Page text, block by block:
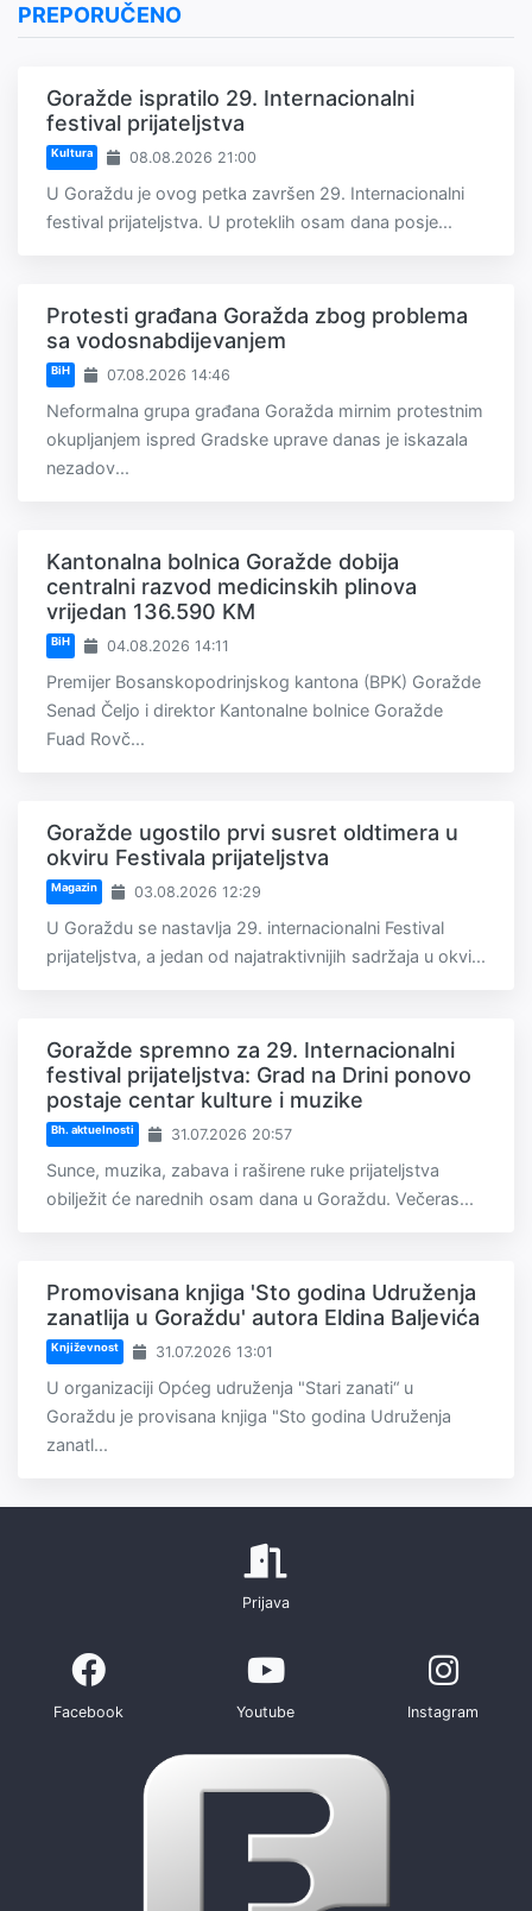
PREPORUČENO
Goražde ispratilo 29. Internacionalni
festival prijateljstva
Kultura 08.08.2026 21:00
U Goraždu je ovog petka završen 29. Internacionalni
festival prijateljstva. U proteklih osam dana posje...
Protesti građana Goražda zbog problema
sa vodosnabdijevanjem
BiH 07.08.2026 14:46
Neformalna grupa građana Goražda mirnim protestnim
okupljanjem ispred Gradske uprave danas je iskazala
nezadov...
Kantonalna bolnica Goražde dobija
centralni razvod medicinskih plinova
vrijedan 136.590 KM
BiH 04.08.2026 14:11
Premijer Bosanskopodrinjskog kantona (BPK) Goražde
Senad Čeljo i direktor Kantonalne bolnice Goražde
Fuad Rovč...
Goražde ugostilo prvi susret oldtimera u
okviru Festivala prijateljstva
Magazin 03.08.2026 12:29
U Goraždu se nastavlja 29. internacionalni Festival
prijateljstva, a jedan od najatraktivnijih sadržaja u okvi...
Goražde spremno za 29. Internacionalni
festival prijateljstva: Grad na Drini ponovo
postaje centar kulture i muzike
Bh. aktuelnosti 31.07.2026 20:57
Sunce, muzika, zabava i raširene ruke prijateljstva
obilježit će narednih osam dana u Goraždu. Večeras...
Promovisana knjiga 'Sto godina Udruženja
zanatlija u Goraždu' autora Eldina Baljevića
Književnost 31.07.2026 13:01
U organizaciji Općeg udruženja "Stari zanati“ u
Goraždu je provisana knjiga "Sto godina Udruženja
zanatl...
Prijava
Facebook Youtube Instagram